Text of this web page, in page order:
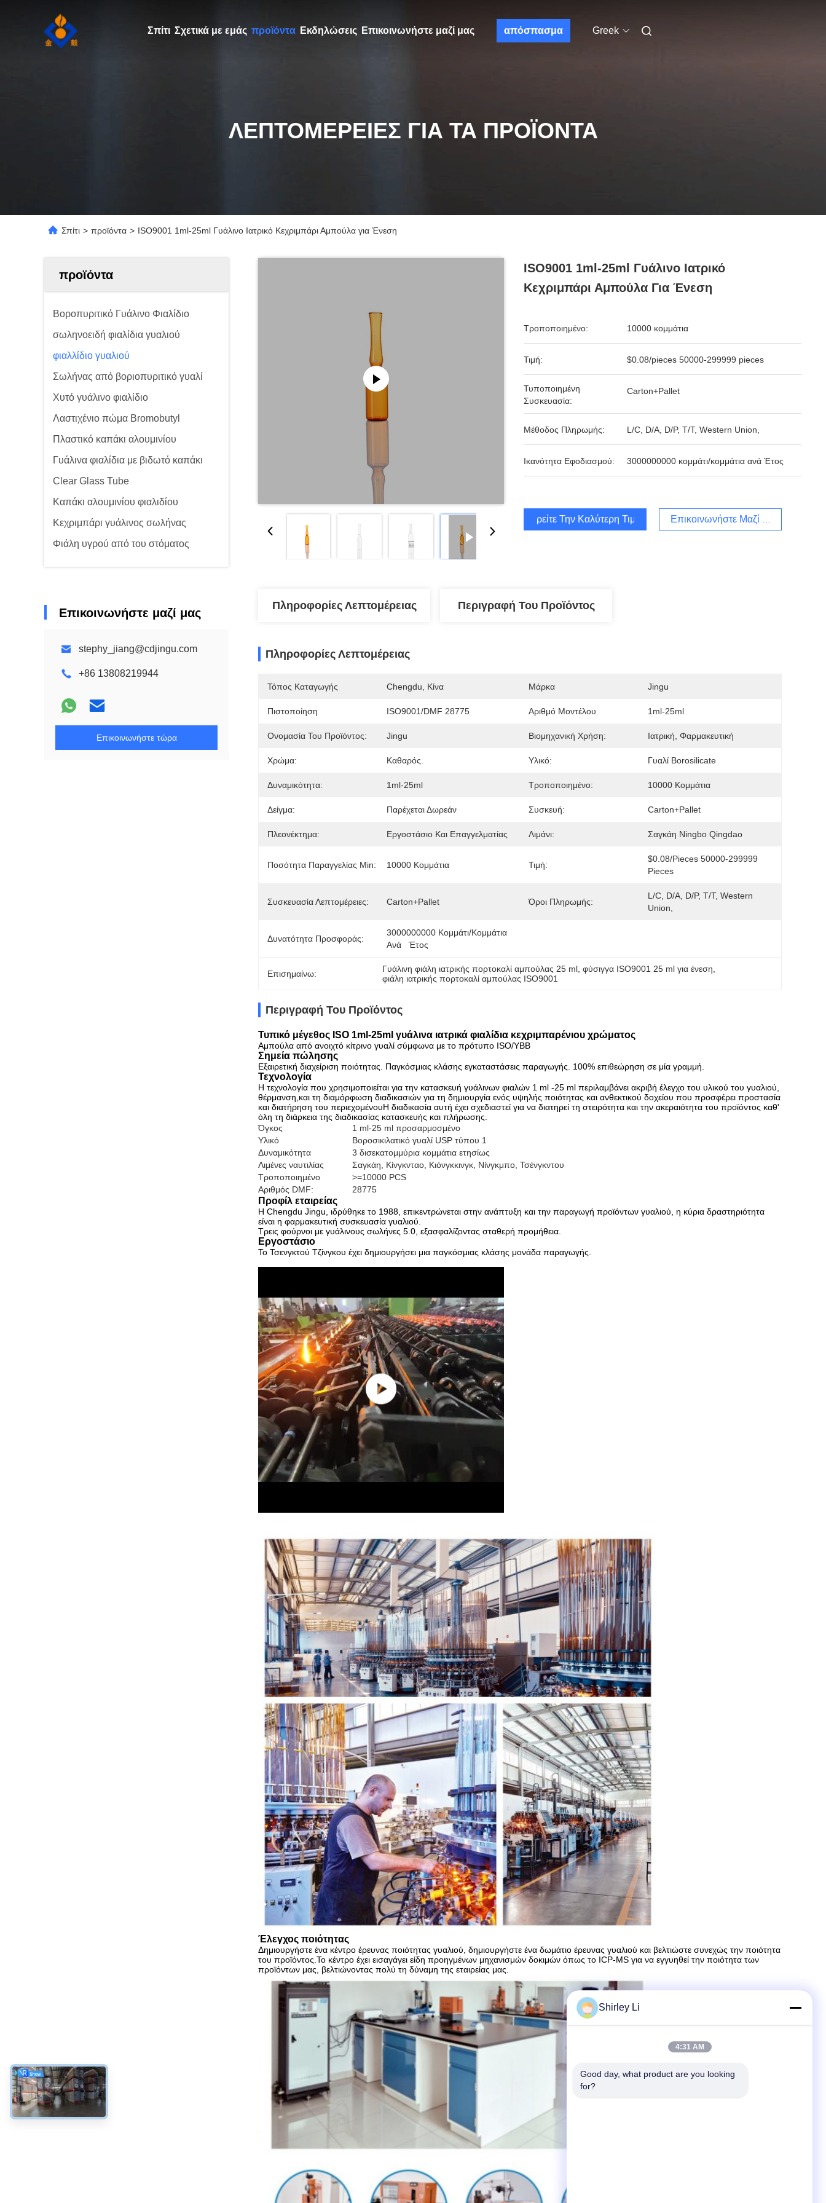
Σπίτι Σχετικά με εμάς προϊόντα Εκδηλώσεις Επικοινωνήστε μαζί μας απόσπασμα Greek
ΛΕΠΤΟΜΈΡΕΙΕΣ ΓΙΑ ΤΑ ΠΡΟΪΌΝΤΑ
Σπίτι > προϊόντα > ISO9001 1ml-25ml Γυάλινο Ιατρικό Κεχριμπάρι Αμπούλα για Ένεση
προϊόντα
Βοροπυριτικό Γυάλινο Φιαλίδιο
σωληνοειδή φιαλίδια γυαλιού
φιαλλίδιο γυαλιού
Σωλήνας από βοριοπυριτικό γυαλί
Χυτό γυάλινο φιαλίδιο
Λαστιχένιο πώμα Bromobutyl
Πλαστικό καπάκι αλουμινίου
Γυάλινα φιαλίδια με βιδωτό καπάκι
Clear Glass Tube
Καπάκι αλουμινίου φιαλιδίου
Κεχριμπάρι γυάλινος σωλήνας
Φιάλη υγρού από του στόματος
Επικοινωνήστε μαζί μας
stephy_jiang@cdjingu.com
+86 13808219944
Επικοινωνήστε τώρα
ISO9001 1ml-25ml Γυάλινο Ιατρικό
Κεχριμπάρι Αμπούλα Για Ένεση
Τροποποιημένο: 10000 κομμάτια
Τιμή: $0.08/pieces 50000-299999 pieces
Τυποποιημένη
Συσκευασία:
Carton+Pallet
Μέθοδος Πληρωμής: L/C, D/A, D/P, T/T, Western Union,
Ικανότητα Εφοδιασμού: 3000000000 κομμάτι/κομμάτια ανά Έτος
Βρείτε Την Καλύτερη Τιμή Επικοινωνήστε Μαζί Μας
Πληροφορίες Λεπτομέρειας Περιγραφή Του Προϊόντος
Πληροφορίες Λεπτομέρειας
Τόπος Καταγωγής Chengdu, Κίνα Μάρκα Jingu
Πιστοποίηση ISO9001/DMF 28775 Αριθμό Μοντέλου 1ml-25ml
Ονομασία Του Προϊόντος: Jingu Βιομηχανική Χρήση: Ιατρική, Φαρμακευτική
Χρώμα: Καθαρός. Υλικό: Γυαλί Borosilicate
Δυναμικότητα: 1ml-25ml Τροποποιημένο: 10000 Κομμάτια
Δείγμα: Παρέχεται Δωρεάν Συσκευή: Carton+Pallet
Πλεονέκτημα: Εργοστάσιο Και Επαγγελματίας Λιμάνι: Σαγκάη Ningbo Qingdao
Ποσότητα Παραγγελίας Min: 10000 Κομμάτια Τιμή:
$0.08/pieces 50000-299999
Pieces
Συσκευασία Λεπτομέρειες: Carton+Pallet Όροι Πληρωμής:
L/C, D/A, D/P, T/T, Western
Union,
Δυνατότητα Προσφοράς:
3000000000 Κομμάτι/κομμάτια
Ανά   Έτος
Επισημαίνω: Γυάλινη φιάλη ιατρικής πορτοκαλί αμπούλας 25 ml , φύσιγγα ISO9001 25 ml για ένεση
φιάλη ιατρικής πορτοκαλί αμπούλας ISO9001
Περιγραφή Του Προϊόντος
Τυπικό μέγεθος ISO 1ml-25ml γυάλινα ιατρικά φιαλίδια κεχριμπαρένιου χρώματος
Αμπούλα από ανοιχτό κίτρινο γυαλί σύμφωνα με το πρότυπο ISO/YBB
Σημεία πώλησης
Εξαιρετική διαχείριση ποιότητας. Παγκόσμιας κλάσης εγκαταστάσεις παραγωγής. 100% επιθεώρηση σε μία γραμμή.
Τεχνολογία
Η τεχνολογία που χρησιμοποιείται για την κατασκευή γυάλινων φιαλών 1 ml -25 ml περιλαμβάνει ακριβή έλεγχο του υλικού του γυαλιού,
θέρμανση,και τη διαμόρφωση διαδικασιών για τη δημιουργία ενός υψηλής ποιότητας και ανθεκτικού δοχείου που προσφέρει προστασία
και διατήρηση του περιεχομένουΗ διαδικασία αυτή έχει σχεδιαστεί για να διατηρεί τη στειρότητα και την ακεραιότητα του προϊόντος καθ'
όλη τη διάρκεια της διαδικασίας κατασκευής και πλήρωσης.
Όγκος
1 ml-25 ml προσαρμοσμένο
Υλικό
Βοροσικιλατικό γυαλί USP τύπου 1
Δυναμικότητα
3 δισεκατομμύρια κομμάτια ετησίως
Λιμένες ναυτιλίας
Σαγκάη, Κίνγκνταο, Κιόνγκκινγκ, Νίνγκμπο, Τσένγκντου
Τροποποιημένο
>=10000 PCS
Αριθμός DMF:
28775
Προφίλ εταιρείας
Η Chengdu Jingu, ιδρύθηκε το 1988, επικεντρώνεται στην ανάπτυξη και την παραγωγή προϊόντων γυαλιού, η κύρια δραστηριότητα
είναι η φαρμακευτική συσκευασία γυαλιού.
Τρεις φούρνοι με γυάλινους σωλήνες 5.0, εξασφαλίζοντας σταθερή προμήθεια.
Εργοστάσιο
Το Τσενγκτού Τζίνγκου έχει δημιουργήσει μια παγκόσμιας κλάσης μονάδα παραγωγής.
Έλεγχος ποιότητας
Δημιουργήστε ένα κέντρο έρευνας ποιότητας γυαλιού, δημιουργήστε ένα δωμάτιο έρευνας γυαλιού και βελτιώστε συνεχώς την ποιότητα
του προϊόντος. Το κέντρο έχει εισαγάγει είδη προηγμένων μηχανισμών δοκιμών όπως το ICP-MS για να εγγυηθεί την ποιότητα των
προϊόντων μας, βελτιώνοντας πολύ τη δύναμη της εταιρείας μας.
Shirley Li
4:31 AM
Good day, what product are you looking
for?